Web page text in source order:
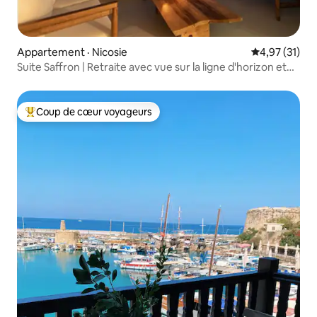
Appartement · Nicosie Note
4,97 (31)
Suite Saffron | Retraite avec vue sur la ligne d'horizon et
Coup de cœur voyageurs parmi les plus aimés
Coup de cœur voyageurs